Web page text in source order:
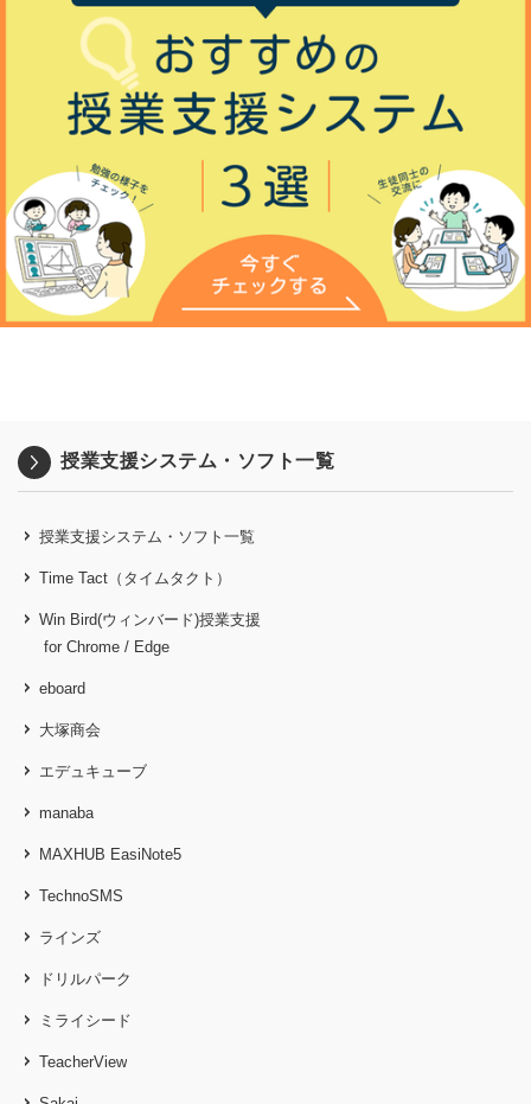
授業支援システム・ソフト一覧
授業支援システム・ソフト一覧
Time Tact（タイムタクト）
Win Bird(ウィンバード)授業支援
for Chrome / Edge
eboard
大塚商会
エデュキューブ
manaba
MAXHUB EasiNote5
TechnoSMS
ラインズ
ドリルパーク
ミライシード
TeacherView